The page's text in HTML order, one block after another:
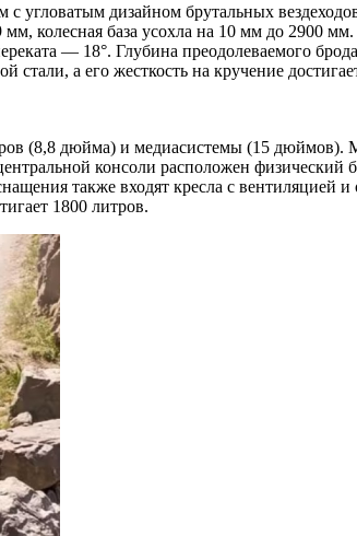
угловатым дизайном брутальных
колесная база усохла на 10 мм до 2900
— 18°. Глубина преодолеваемого
а его жесткость на кручение
(8,8 дюйма) и медиасистемы (15 дюймов).
консоли расположен
также входят кресла с вентиляцией
1800 литров.